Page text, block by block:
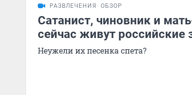
РАЗВЛЕЧЕНИЯ ОБЗОР
Сатанист, чиновник и
сейчас живут российские
Неужели их песенка спета?